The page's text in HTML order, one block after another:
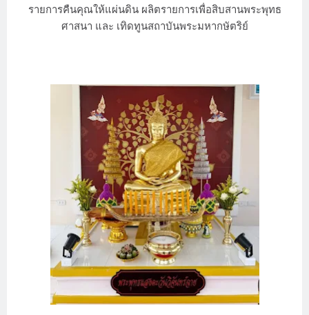
รายการคืนคุณให้แผ่นดิน ผลิตรายการเพื่อสิบสานพระพุทธ
ศาสนา และ เทิดทูนสถาบันพระมหากษัตริย์